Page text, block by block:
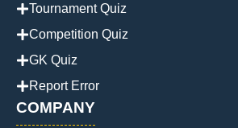
Tournament Quiz
Competition Quiz
GK Quiz
Report Error
COMPANY